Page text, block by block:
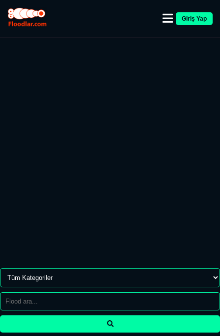
Giriş Yap